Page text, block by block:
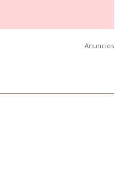
Anuncios